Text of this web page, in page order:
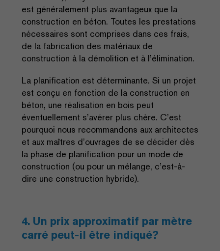
est généralement plus avantageux que la
construction en béton. Toutes les prestations
nécessaires sont comprises dans ces frais,
de la fabrication des matériaux de
construction à la démolition et à l’élimination.
La planification est déterminante. Si un projet
est conçu en fonction de la construction en
béton, une réalisation en bois peut
éventuellement s’avérer plus chère. C’est
pourquoi nous recommandons aux architectes
et aux maîtres d’ouvrages de se décider dès
la phase de planification pour un mode de
construction (ou pour un mélange, c’est-à-
dire une construction hybride).
4. Un prix approximatif par mètre
carré peut-il être indiqué?